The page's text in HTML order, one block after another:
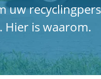
uw
is waarom.